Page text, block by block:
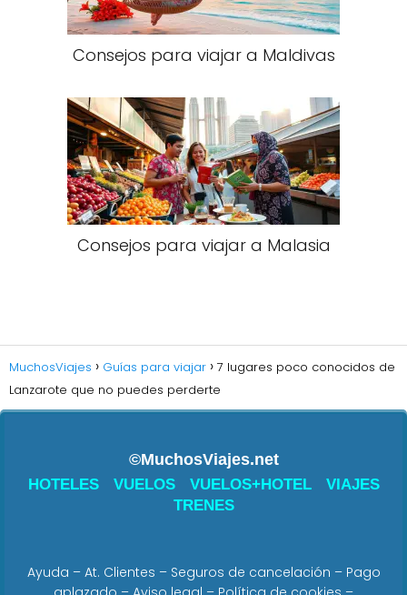
Consejos para viajar a Maldivas
Consejos para viajar a Malasia​
MuchosViajes Guías para viajar
7 lugares poco conocidos de
Lanzarote que no puedes perderte
©MuchosViajes.net
HOTELES VUELOS VUELOS+HOTEL
VIAJES
TRENES
Ayuda – At. Clientes – Seguros de cancelación – Pago